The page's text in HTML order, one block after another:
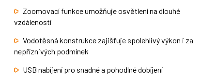
Zoomovací funkce umožňuje osvětlení na dlouhé
vzdálenosti
Vodotěsná konstrukce zajišťuje spolehlivý výkon i za
nepříznivých podmínek
USB nabíjení pro snadné a pohodlné dobíjení